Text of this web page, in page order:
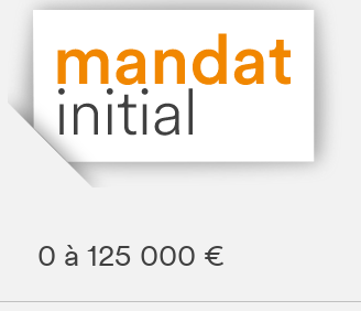
0 à 125 000 €